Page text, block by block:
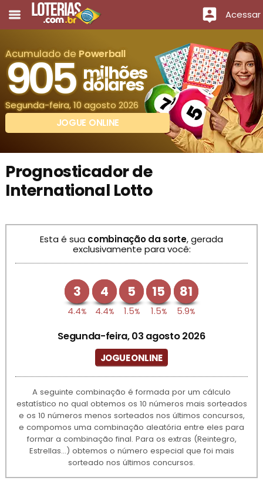
Acessar
Acumulado de Powerball
905 milhões
dólares
Segunda-feira, 10 agosto 2026
JOGUE ONLINE
Prognosticador de
International Lotto
Esta é sua combinação da sorte, gerada
exclusivamente para você:
3
4.4%
4
4.4%
5
1.5%
15
1.5%
81
5.9%
Segunda-feira, 03 agosto 2026
JOGUE ONLINE
A seguinte combinação é formada por um cálculo
estatístico no qual obtemos os 10 números mais sorteados
e os 10 números menos sorteados nos últimos concursos,
e compomos uma combinação aleatória entre eles para
formar a combinação final. Para os extras (Reintegro,
Estrellas...) obtemos o número especial que foi mais
sorteado nos últimos concursos.